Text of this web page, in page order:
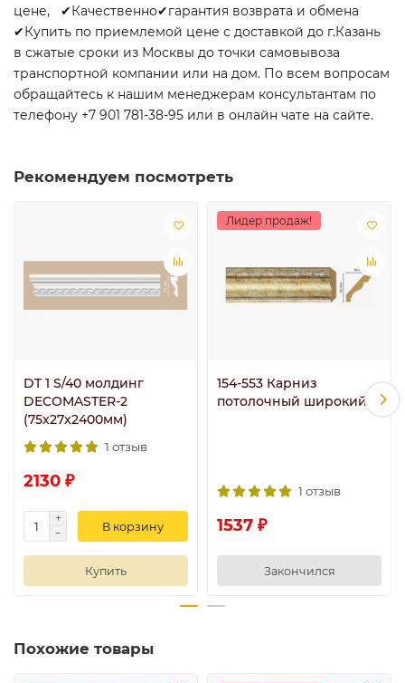
цене, ✔Качественно✔гарантия возврата и обмена
✔Купить по приемлемой цене с доставкой до г.Казань
в сжатые сроки из Москвы до точки самовывоза
транспортной компании или на дом. По всем вопросам
обращайтесь к нашим менеджерам консультантам по
телефону +7 901 781-38-95 или в онлайн чате на сайте.
Рекомендуем посмотреть
DT 1 S/40 молдинг
DECOMASTER-2
(75х27x2400мм)
1 отзыв
2130 ₽
В корзину
Купить
Лидер продаж!
154-553 Карниз
потолочный широкий
1 отзыв
1537 ₽
Закончился
Похожие товары